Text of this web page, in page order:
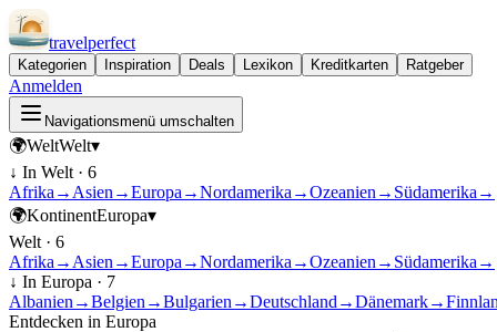
travelperfect
Kategorien Inspiration Deals Lexikon Kreditkarten Ratgeber
Anmelden
Navigationsmenü umschalten
🌍WeltWelt▾
↓ In Welt · 6
Afrika → Asien →Europa →Nordamerika →Ozeanien → Südamerika →
🌍KontinentEuropa▾
Welt · 6
Afrika → Asien →Europa →Nordamerika →Ozeanien → Südamerika →
↓ In Europa · 7
Albanien →Belgien →Bulgarien →Deutschland →Dänemark→
Entdecken in Europa